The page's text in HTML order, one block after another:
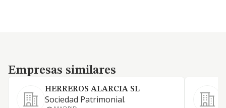
Empresas similares
Empresas similares
HERREROS ALARCIA SL
Sociedad Patrimonial.